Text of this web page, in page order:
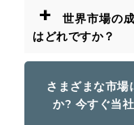
+
世界市場の
はどれですか？
さまざまな市場
か? 今すぐ当